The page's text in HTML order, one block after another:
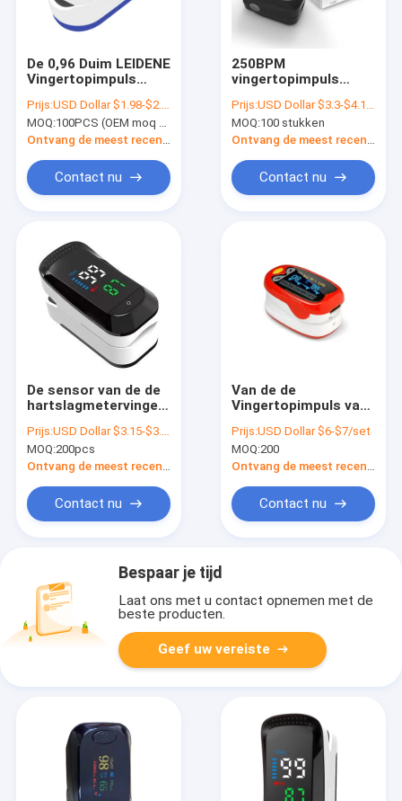
De 0,96 Duim LEIDENE
Vingertopimpuls
Prijs:USD Dollar $1.98-$2.15/set
MOQ:100PCS (OEM moq behoefte 2000pcs)
Contact nu
250BPM
vingertopimpuls
Prijs:USD Dollar $3.3-$4.1/piece
MOQ:100 stukken
Contact nu
De sensor van de de
hartslagmetervinger
Prijs:USD Dollar $3.15-$3.98/set
MOQ:200pcs
Ontvang de meest recente Prijs
Contact nu
Van de de
Vingertopimpuls van
Geleide Hart Rate
And Oxygen
Saturation Monitor
Prijs:USD Dollar $6-$7/set
MOQ:200
Ontvang de meest recente Prijs
Contact nu
Bespaar je tijd
Laat ons met u contact opnemen met de
beste producten.
Geef uw vereiste